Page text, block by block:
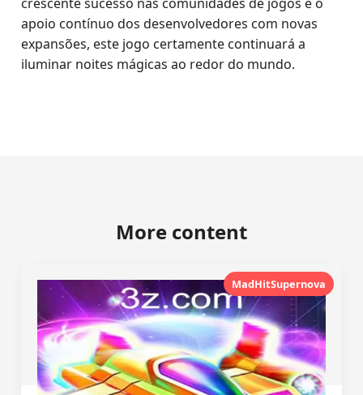
apoio contínuo dos desenvolvedores com novas
expansões, este jogo certamente continuará a
iluminar noites mágicas ao redor do mundo.
More content
MadHitSupernova